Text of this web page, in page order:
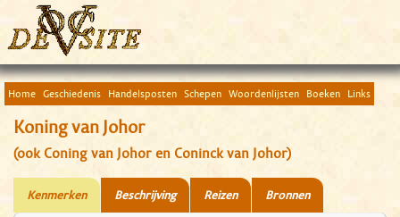
Home Geschiedenis Handelsposten Schepen Woordenlijsten Boeken Links
Koning van Johor
(ook Coning van Johor en Coninck van Johor)
Kenmerken Beschrijving Reizen Bronnen